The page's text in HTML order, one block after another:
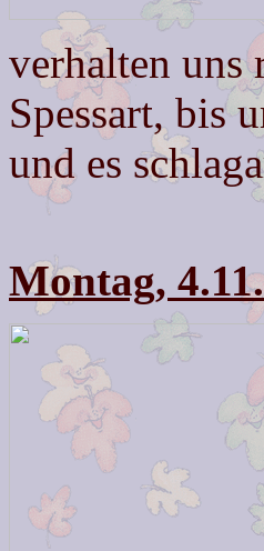
verhalten uns
Spessart, bis
und es
Montag,